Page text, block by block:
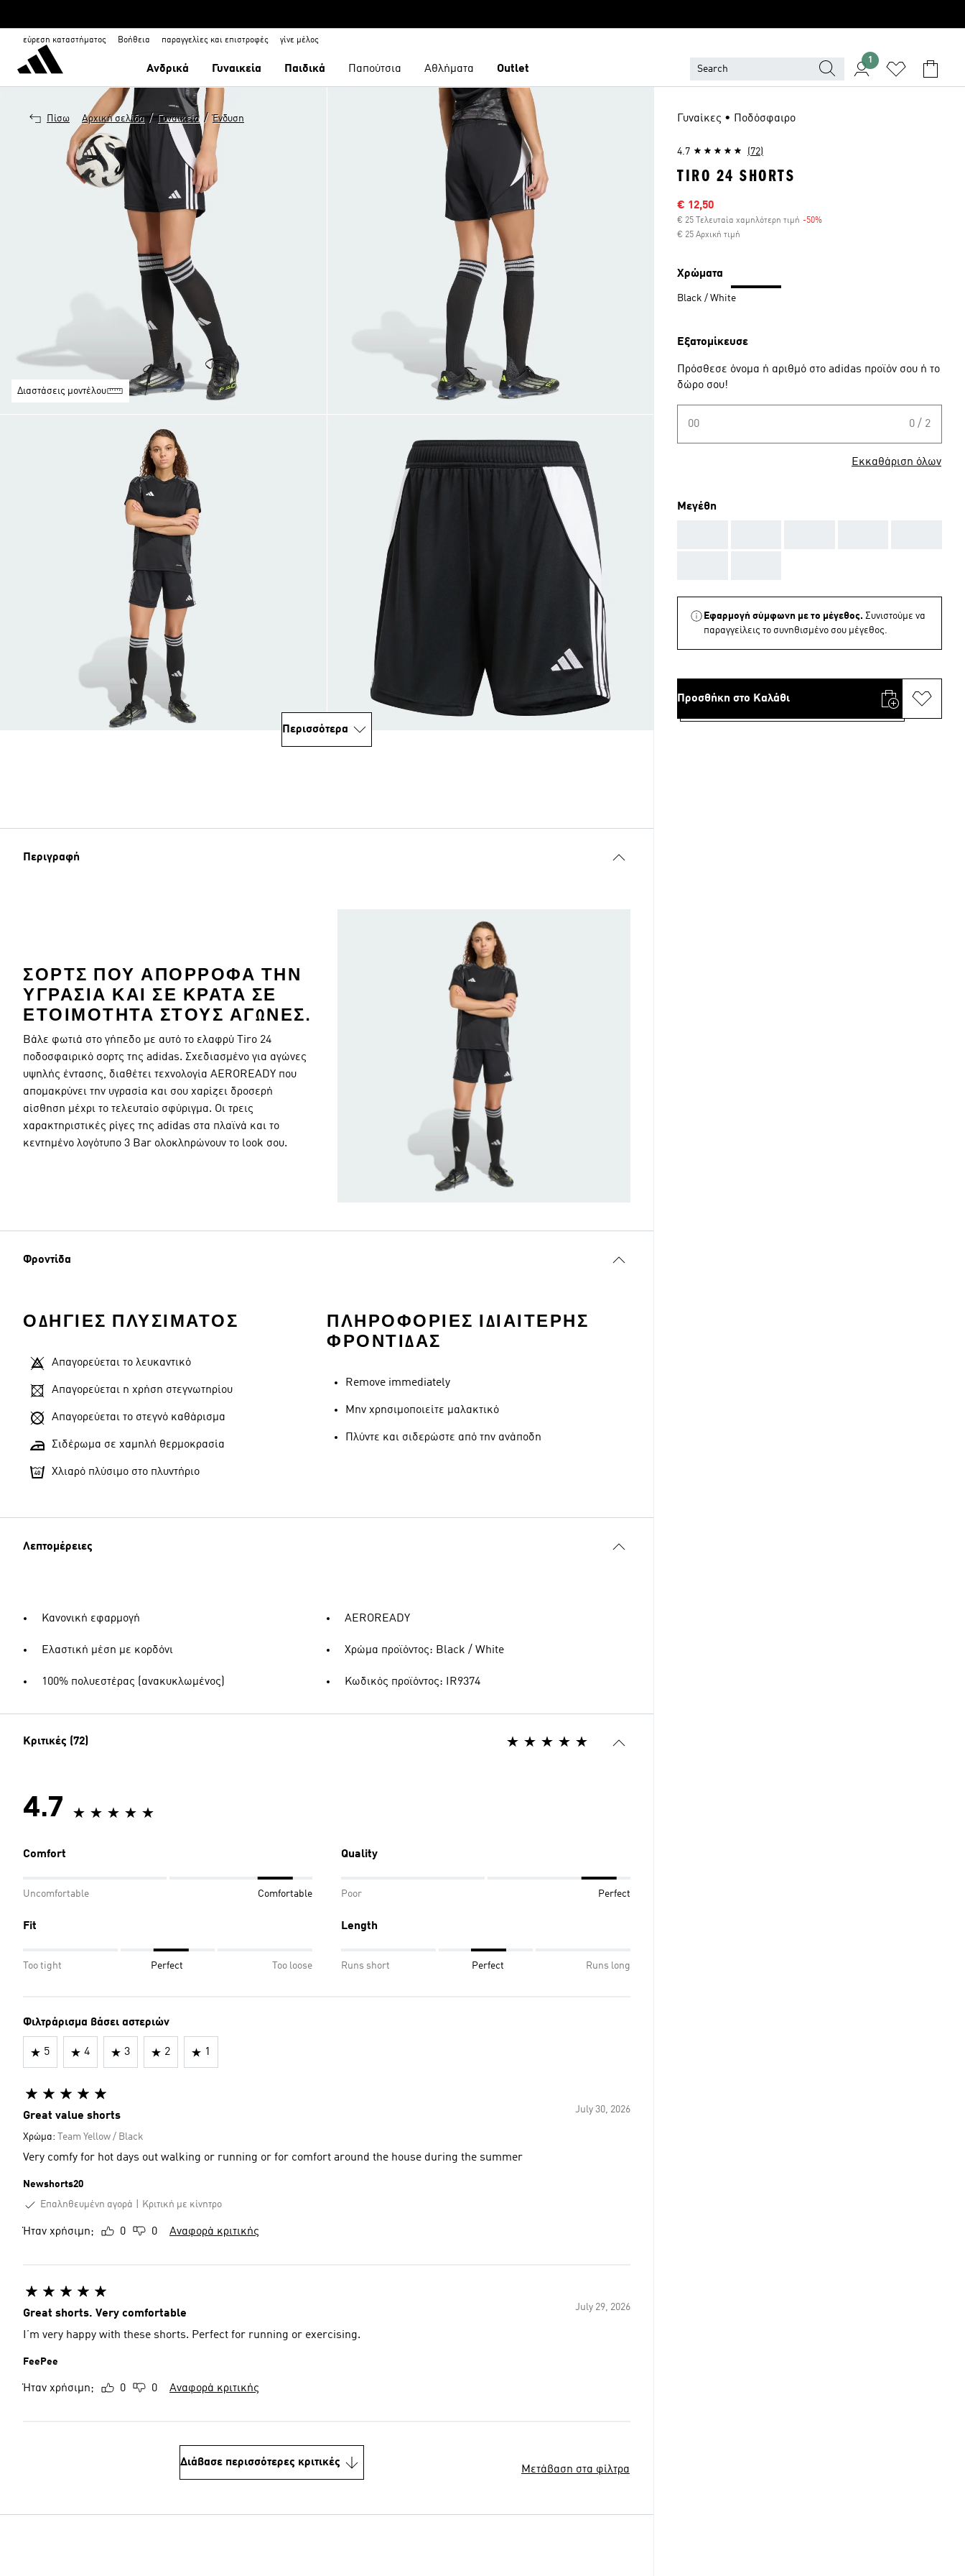
εύρεση καταστήματος Βοήθεια παραγγελίες και επιστροφές γίνε μέλος
Ανδρικά Γυναικεία Παιδικά Παπούτσια Αθλήματα Outlet
1
Πίσω Αρχική σελίδα / Γυναικεία / Ένδυση
Διαστάσεις μοντέλου
Διαστάσεις μοντέλου
Περισσότερα
Περιγραφή
ΣΟΡΤΣ ΠΟΥ ΑΠΟΡΡΟΦΆ ΤΗΝ
ΥΓΡΑΣΊΑ ΚΑΙ ΣΕ ΚΡΑΤΆ ΣΕ
ΕΤΟΙΜΌΤΗΤΑ ΣΤΟΥΣ ΑΓΏΝΕΣ.
Βάλε φωτιά στο γήπεδο με αυτό το ελαφρύ Tiro 24
ποδοσφαιρικό σορτς της adidas. Σχεδιασμένο για αγώνες
υψηλής έντασης, διαθέτει τεχνολογία AEROREADY που
απομακρύνει την υγρασία και σου χαρίζει δροσερή
αίσθηση μέχρι το τελευταίο σφύριγμα. Οι τρεις
χαρακτηριστικές ρίγες της adidas στα πλαϊνά και το
κεντημένο λογότυπο 3 Bar ολοκληρώνουν το look σου.
Φροντίδα
ΟΔΗΓΊΕΣ ΠΛΥΣΊΜΑΤΟΣ
Απαγορεύεται το λευκαντικό
Απαγορεύεται η χρήση στεγνωτηρίου
Απαγορεύεται το στεγνό καθάρισμα
Σιδέρωμα σε χαμηλή θερμοκρασία
Χλιαρό πλύσιμο στο πλυντήριο
ΠΛΗΡΟΦΟΡΊΕΣ ΙΔΙΑΊΤΕΡΗΣ
ΦΡΟΝΤΊΔΑΣ
Remove immediately
Μην χρησιμοποιείτε μαλακτικό
Πλύντε και σιδερώστε από την ανάποδη
Λεπτομέρειες
Κανονική εφαρμογή
Ελαστική μέση με κορδόνι
100% πολυεστέρας (ανακυκλωμένος)
AEROREADY
Χρώμα προϊόντος: Black / White
Κωδικός προϊόντος: IR9374
Κριτικές (72)
4.7
Comfort
Uncomfortable Comfortable
Quality
Poor Perfect
Fit
Too tight Perfect Too loose
Length
Runs short Perfect Runs long
Φιλτράρισμα βάσει αστεριών
5 4 3 2 1
July 30, 2026
Great value shorts
Χρώμα: Team Yellow / Black
Very comfy for hot days out walking or running or for comfort around the house during the summer
Newshorts20
Επαληθευμένη αγορά
Κριτική με κίνητρο
Ήταν χρήσιμη; 0 0 Αναφορά κριτικής
July 29, 2026
Great shorts. Very comfortable
I’m very happy with these shorts. Perfect for running or exercising.
FeePee
Ήταν χρήσιμη; 0 0 Αναφορά κριτικής
Διάβασε περισσότερες κριτικές
Μετάβαση στα φίλτρα
Γυναίκες • Ποδόσφαιρο
4.7 (72)
TIRO 24 SHORTS
Τιμή έκπτωσης
€ 12,50
€ 25 Τελευταία χαμηλότερη τιμή -50%
€ 25 Αρχική τιμή
Χρώματα
Black / White
Εξατομίκευσε
Πρόσθεσε όνομα ή αριθμό στο adidas προϊόν σου ή το
δώρο σου!
00 0 / 2
Εκκαθάριση όλων
Μεγέθη
Εφαρμογή σύμφωνη με το μέγεθος. Συνιστούμε να
παραγγείλεις το συνηθισμένο σου μέγεθος.
Προσθήκη στο Καλάθι